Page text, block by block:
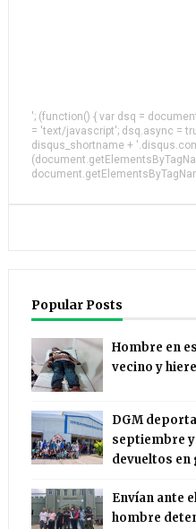
'; (function() { var dsq =
= 'text/javascript'; dsq.async =
disqus_shortname +
Popular Posts
Hombre en
vecino y
DGM
septiembre y
devueltos en
Envían ante
hombre